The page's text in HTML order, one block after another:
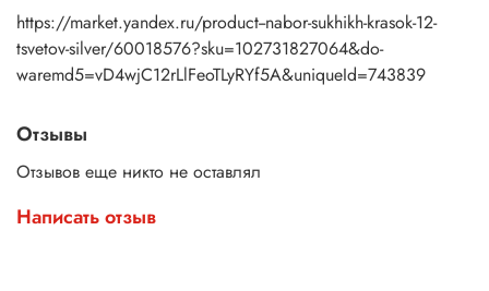
https://market.yandex.ru/product--nabor-sukhikh-krasok-12-
tsvetov-silver/60018576?sku=102731827064&do-
waremd5=vD4wjC12rLlFeoTLyRYf5A&uniqueId=743839
Отзывы
Отзывов еще никто не оставлял
Написать отзыв